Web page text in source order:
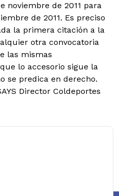
noviembre de 2011 para
de 2011. Es preciso
la primera citación a la
otra convocatoria
las mismas
lo accesorio sigue la
se predica en derecho.
Director Coldeportes